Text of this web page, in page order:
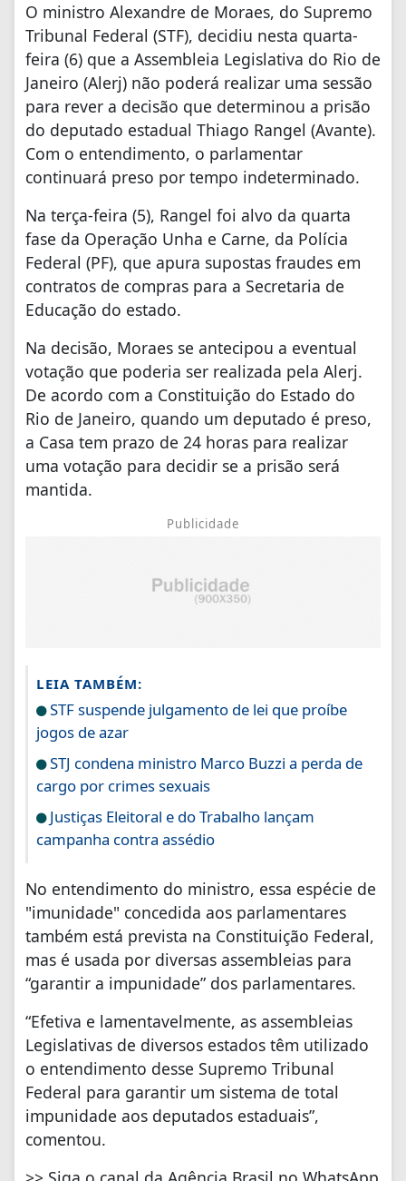
O ministro Alexandre de Moraes, do Supremo
Tribunal Federal (STF), decidiu nesta quarta-
feira (6) que a Assembleia Legislativa do Rio de
Janeiro (Alerj) não poderá realizar uma sessão
para rever a decisão que determinou a prisão
do deputado estadual Thiago Rangel (Avante).
Com o entendimento, o parlamentar
continuará preso por tempo indeterminado.
Na terça-feira (5), Rangel foi alvo da quarta
fase da Operação Unha e Carne, da Polícia
Federal (PF), que apura supostas fraudes em
contratos de compras para a Secretaria de
Educação do estado.
Na decisão, Moraes se antecipou a eventual
votação que poderia ser realizada pela Alerj.
De acordo com a Constituição do Estado do
Rio de Janeiro, quando um deputado é preso,
a Casa tem prazo de 24 horas para realizar
uma votação para decidir se a prisão será
mantida.
Publicidade
LEIA TAMBÉM:
STF suspende julgamento de lei que proíbe
jogos de azar
STJ condena ministro Marco Buzzi a perda de
cargo por crimes sexuais
Justiças Eleitoral e do Trabalho lançam
campanha contra assédio
No entendimento do ministro, essa espécie de
"imunidade" concedida aos parlamentares
também está prevista na Constituição Federal,
mas é usada por diversas assembleias para
“garantir a impunidade” dos parlamentares.
“Efetiva e lamentavelmente, as assembleias
Legislativas de diversos estados têm utilizado
o entendimento desse Supremo Tribunal
Federal para garantir um sistema de total
impunidade aos deputados estaduais”,
comentou.